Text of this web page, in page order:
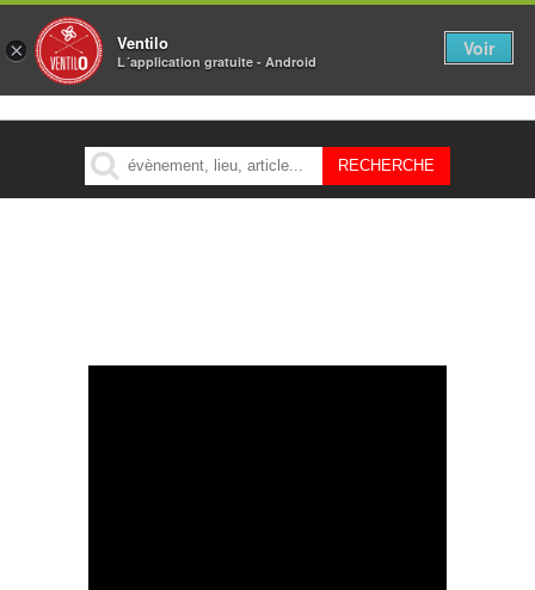
MENU
× Ventilo
L´application gratuite - Android
Voir